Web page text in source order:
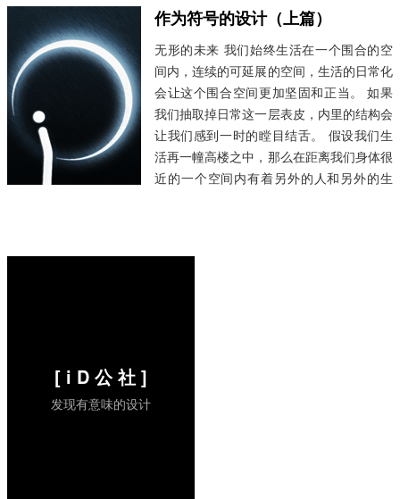
长，而稳固的变革形成的力量，拽引起的社
会变革深入至每... 阅读全文 »
作为符号的设计（上篇）
无形的未来 我们始终生活在一个围合的空
间内，连续的可延展的空间，生活的日常化
会让这个围合空间更加坚固和正当。 如果
我们抽取掉日常这一层表皮，内里的结构会
让我们感到一时的瞠目结舌。 假设我们生
活再一幢高楼之中，那么在距离我们身体很
近的一个空间内有着另外的人和另外的生
[ i D 公 社 ]
发现有意味的设计